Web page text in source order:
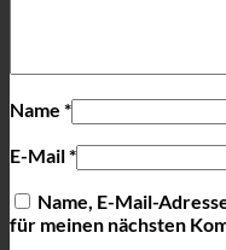
Name *
E-Mail*
Name, E-Mail-
für meinen nächsten